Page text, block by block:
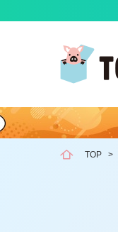
TOP >